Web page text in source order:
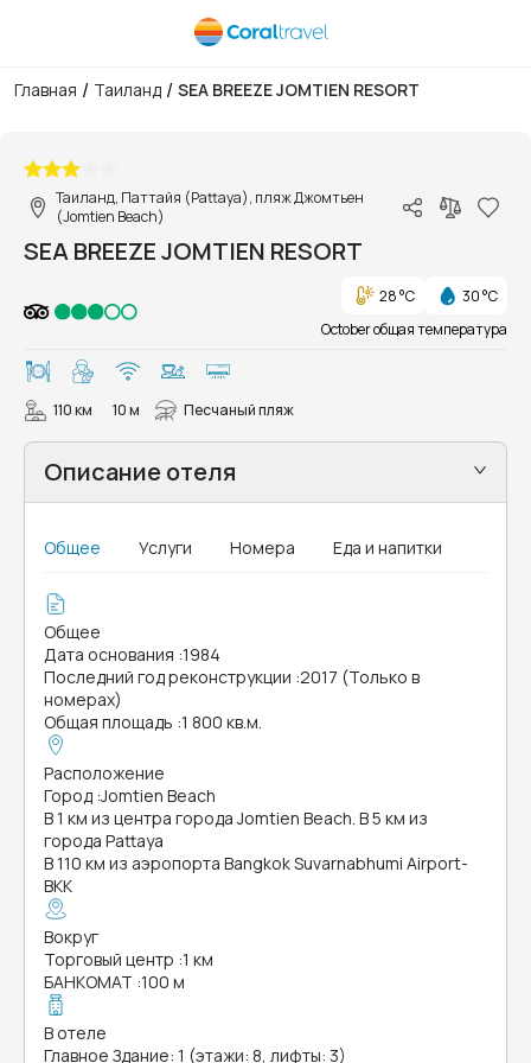
Главная / Таиланд / SEA BREEZE JOMTIEN RESORT
Таиланд, Паттайя (Pattaya), пляж Джомтьен
(Jomtien Beach)
SEA BREEZE JOMTIEN RESORT
28 °C
30 °C
October общая температура
110 км 10 м Песчаный пляж
Описание отеля
Общее Услуги Номера Еда и напитки
Общее
Дата основания :1984
Последний год реконструкции :2017 (Только в
номерах)
Общая площадь :1 800 кв.м.
Расположение
Город :Jomtien Beach
В 1 км из центра города Jomtien Beach. В 5 км из
города Pattaya
В 110 км из аэропорта Bangkok Suvarnabhumi Airport-
BKK
Вокруг
Торговый центр :1 км
БАНКОМАТ :100 м
В отеле
Главное Здание: 1 (этажи: 8, лифты: 3)